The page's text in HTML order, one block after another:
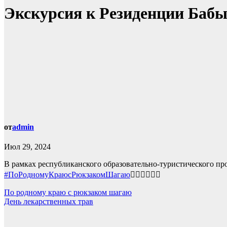
Экскурсия к Резиденции
отadmin
Июл 29, 2024
В рамках республиканского образовательно-
#ПоРодномуКраюсРюкзакомШагаю🏃‍♂🏃‍♀🏃‍♂
Навигация
по
По родному краю с рюкзаком шагаю
День лекарственных трав